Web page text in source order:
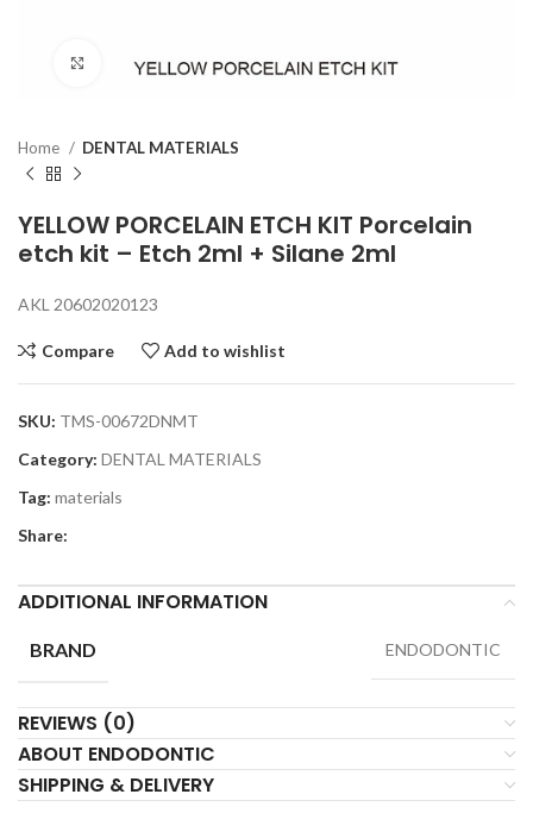
Click to enlarge
Home DENTAL MATERIALS
YELLOW PORCELAIN ETCH KIT Porcelain
etch kit – Etch 2ml + Silane 2ml
AKL 20602020123
Compare Add to wishlist
SKU: TMS-00672DNMT
Category: DENTAL MATERIALS
Tag: materials
Share:
ADDITIONAL INFORMATION
BRAND ENDODONTIC
REVIEWS (0)
ABOUT ENDODONTIC
SHIPPING & DELIVERY